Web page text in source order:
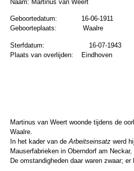
Naam: Martinus van Weert
Geboortedatum: 16-06-1911
Geboorteplaats: Waalre
Sterfdatum: 16-07-1943
Plaats van overlijden: Eindhoven
Martinus van Weert woonde tijdens de
Waalre.
In het kader van deArbeitseinsatz werd
Mauserfabrieken in Oberndorf am Neckar,
De omstandigheden daar waren zwaar;